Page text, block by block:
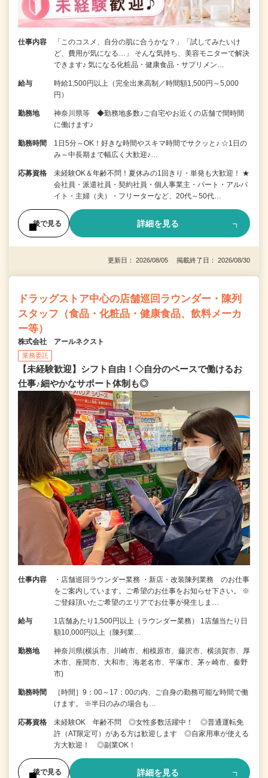
仕事内容
「このコスメ、自分の肌に合うかな？」「試してみたいけ
ど、費用が気になる…」 そんな気持ち、美容モニターで解決
できます♪ 気になる化粧品・健康食品・サプリメン…
給与
時給1,500円以上（完全出来高制／時間額1,500円～5,000
円）
勤務地
神奈川県等 ◆勤務地多数♪ご自宅やお近くの店舗で間時間
に働けます♪
勤務時間
1日5分～OK！好きな時間やスキマ時間でサクッと♪ ☆1日の
み～中長期まで幅広く大歓迎♪…
応募資格
未経験OK＆年齢不問！夏休みの1回きり・単発も大歓迎！ ★
会社員・派遣社員・契約社員・個人事業主・パート・アルバ
イト・主婦（夫）・フリーターなど、20代～50代…
後で見る 詳細を見る
更新日： 2026/08/05 掲載終了日： 2026/08/30
ドラッグストア中心の店舗巡回ラウンダー・陳列
スタッフ（食品・化粧品・健康食品、飲料メーカ
ー等）
株式会社 アールネクスト
業務委託
【未経験歓迎】シフト自由！◇自分のペースで働けるお
仕事♪細やかなサポート体制も◎
仕事内容
・店舗巡回ラウンダー業務 ・新店・改装陳列業務 のお仕事
をご案内しています。ご希望のお仕事をお知らせ下さい。 ※
ご登録頂いたご希望のエリアでお仕事が発生しま…
給与
1店舗あたり1,500円以上（ラウンダー業務） 1店舗当たり日
額10,000円以上（陳列業…
勤務地
神奈川県(横浜市、川崎市、相模原市、藤沢市、横須賀市、厚
木市、座間市、大和市、海老名市、平塚市、茅ヶ崎市、秦野
市)
勤務時間
［時間］9：00～17：00の内、ご自身の勤務可能な時間で働
けます。 ※半日のみの場合も…
応募資格
未経験OK 年齢不問 ◎女性多数活躍中！ ◎普通運転免
許（AT限定可）がある方は歓迎します ◎自家用車が使える
方大歓迎！ ◎副業OK！
後で見る 詳細を見る